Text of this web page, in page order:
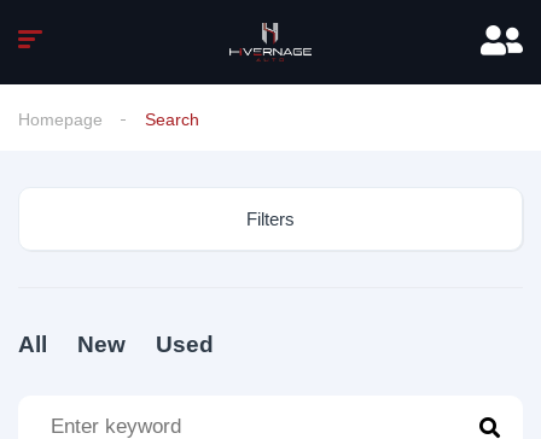
Homepage Search
Filters
All New Used